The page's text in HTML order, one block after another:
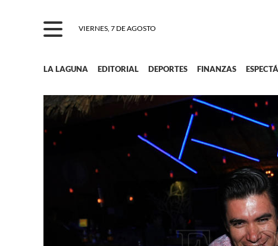
VIERNES, 7 DE AGOSTO
LA LAGUNA EDITORIAL DEPORTES FINANZAS